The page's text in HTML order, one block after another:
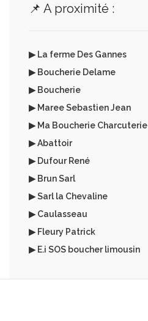
📌 A proximité :
▶ La ferme Des Gannes
▶ Boucherie Delame
▶ Boucherie
▶ Maree Sebastien Jean
▶ Ma Boucherie Charcuterie
▶ Abattoir
▶ Dufour René
▶ Brun Sarl
▶ Sarl la Chevaline
▶ Caulasseau
▶ Fleury Patrick
▶ E.i SOS boucher limousin